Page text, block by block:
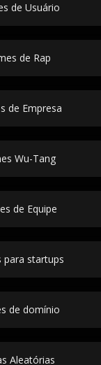
de Usuário
de Rap
de Empresa
Wu-Tang
de Equipe
para startups
de domínio
Aleatórias